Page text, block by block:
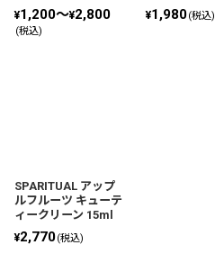
¥1,200～¥2,800
(税込)
¥1,980(税込)
SPARITUAL アップ
ルフルーツ キューテ
ィークリーン 15ml
¥2,770(税込)